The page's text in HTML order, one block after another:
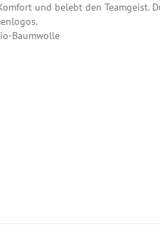
und belebt den Teamgeist.
Baumwolle